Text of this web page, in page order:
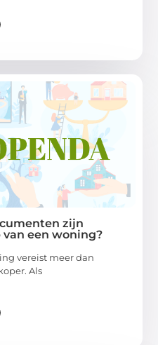
zijn
een woning?
vereist meer dan
Als